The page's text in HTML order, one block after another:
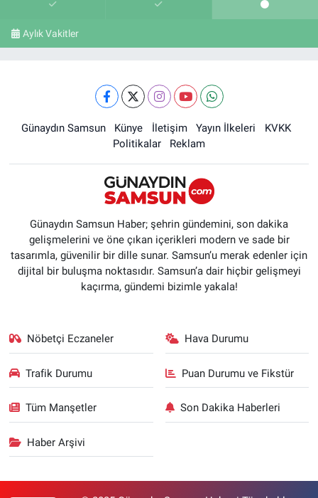
Aylık Vakitler
Günaydın Samsun Künye İletişim Yayın İlkeleri
KVKK
Politikalar
Reklam
Günaydın Samsun Haber; şehrin gündemini, son dakika
gelişmelerini ve öne çıkan içerikleri modern ve sade bir
tasarımla, güvenilir bir dille sunar. Samsun’u merak edenler için
dijital bir buluşma noktasıdır. Samsun’a dair hiçbir gelişmeyi
kaçırma, gündemi bizimle yakala!
Nöbetçi Eczaneler Hava Durumu
Trafik Durumu Puan Durumu ve Fikstür
Tüm Manşetler Son Dakika Haberleri
Haber Arşivi